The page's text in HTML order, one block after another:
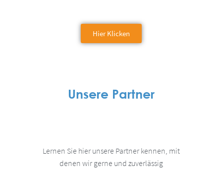
Hier Klicken
Unsere Partner
Lernen Sie hier unsere Partner kennen, mit
denen wir gerne und zuverlässig